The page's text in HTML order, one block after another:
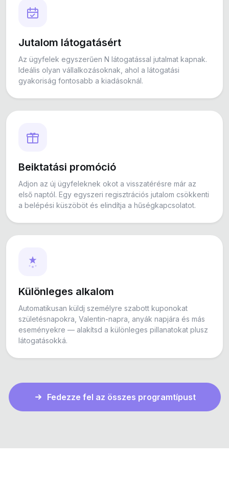
Jutalom látogatásért
Az ügyfelek egyszerűen N látogatással jutalmat kapnak.
Ideális olyan vállalkozásoknak, ahol a látogatási
gyakoriság fontosabb a kiadásoknál.
Beiktatási promóció
Adjon az új ügyfeleknek okot a visszatérésre már az
első naptól. Egy egyszeri regisztrációs jutalom csökkenti
a belépési küszöböt és elindítja a hűségkapcsolatot.
Különleges alkalom
Automatikusan küldj személyre szabott kuponokat
születésnapokra, Valentin-napra, anyák napjára és más
eseményekre — alakítsd a különleges pillanatokat plusz
látogatásokká.
Fedezze fel az összes programtípust